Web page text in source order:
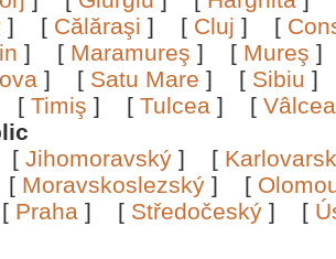
] [ Călăraşi ] [ Cluj ] [
] [ Maramureş ] [ Mureş
] [ Satu Mare ] [ Sibiu
[ Timiş ] [ Tulcea ] [
[ Jihomoravský ] [
[ Moravskoslezský ] [
[ Praha ] [ Středočeský ] [